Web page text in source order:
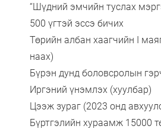
“Шүдний эмчийн туслах
500 үгтэй эссэ бичих
Төрийн албан хаагчийн I
наах)
Бүрэн дунд боловсролын
Иргэний үнэмлэх (хуулбар)
Цээж зураг (2023 онд
Бүртгэлийн хураамж 15000